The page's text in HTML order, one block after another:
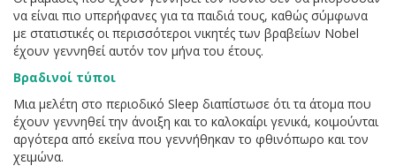
να είναι πιο υπερήφανες για τα παιδιά τους, καθώς σύμφωνα
με στατιστικές οι περισσότεροι νικητές των βραβείων Nobel
έχουν γεννηθεί αυτόν τον μήνα του έτους.
Βραδινοί τύποι
Μια μελέτη στο περιοδικό Sleep διαπίστωσε ότι τα άτομα που
έχουν γεννηθεί την άνοιξη και το καλοκαίρι γενικά, κοιμούνται
αργότερα από εκείνα που γεννήθηκαν το φθινόπωρο και τον
χειμώνα.